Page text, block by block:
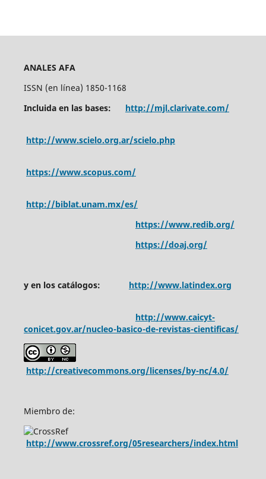
ANALES AFA
ISSN (en línea) 1850-1168
Incluida en las bases: http://mjl.clarivate.com/
http://www.scielo.org.ar/scielo.php
https://www.scopus.com/
http://biblat.unam.mx/es/
https://www.redib.org/
https://doaj.org/
y en los catálogos: http://www.latindex.org
http://www.caicyt-
conicet.gov.ar/nucleo-basico-de-revistas-cientificas/
http://creativecommons.org/licenses/by-nc/4.0/
Miembro de:
http://www.crossref.org/05researchers/index.html